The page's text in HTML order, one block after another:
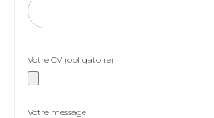
Votre CV (obligatoire)
Votre message